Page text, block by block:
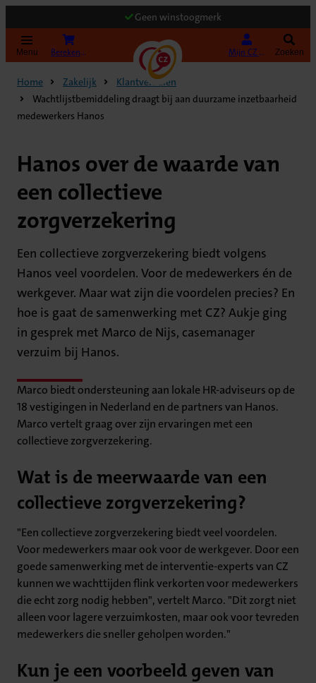
Geen winstoogmerk
Menu Bereken uw premie Mijn CZ Zakelijk Zoeken
Home Zakelijk
Klantverhalen
Wachtlijstbemiddeling draagt bij aan duurzame inzetbaarheid
medewerkers Hanos
Hanos over de waarde van
een collectieve
zorgverzekering
Een collectieve zorgverzekering biedt volgens
Hanos veel voordelen. Voor de medewerkers én de
werkgever. Maar wat zijn die voordelen precies? En
hoe is gaat de samenwerking met CZ? Aukje ging
in gesprek met Marco de Nijs, casemanager
verzuim bij Hanos.
Marco biedt ondersteuning aan lokale HR-adviseurs op de
18 vestigingen in Nederland en de partners van Hanos.
Marco vertelt graag over zijn ervaringen met een
collectieve zorgverzekering.
Wat is de meerwaarde van een
collectieve zorgverzekering?
"Een collectieve zorgverzekering biedt veel voordelen.
Voor medewerkers maar ook voor de werkgever. Door een
goede samenwerking met de interventie-experts van CZ
kunnen we wachttijden flink verkorten voor medewerkers
die echt zorg nodig hebben", vertelt Marco. "Dit zorgt niet
alleen voor lagere verzuimkosten, maar ook voor tevreden
medewerkers die sneller geholpen worden."
Kun je een voorbeeld geven van